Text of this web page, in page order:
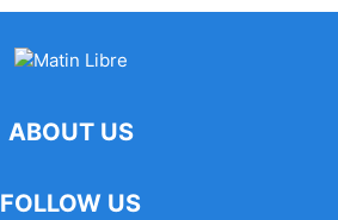
ABOUT US
FOLLOW US